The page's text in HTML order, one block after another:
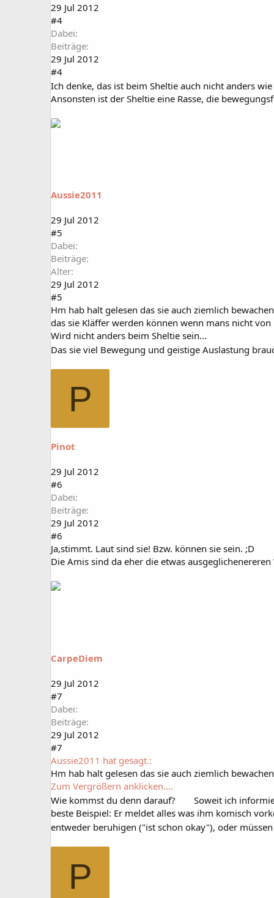
29 Jul 2012
#4
Dabei
Beiträge
29 Jul 2012
#4
Ich denke, das ist beim Sheltie auch nicht anders
Ansonsten ist der Sheltie eine Rasse, die
Aussie2011
29 Jul 2012
#5
Dabei
Beiträge
Alter
29 Jul 2012
#5
Hm hab halt gelesen das sie auch ziemlich
das sie Kläffer werden können wenn mans nicht
Wird nicht anders beim Sheltie sein...
Das sie viel Bewegung und geistige Auslastung
P
Pinot
29 Jul 2012
#6
Dabei
Beiträge
29 Jul 2012
#6
Ja,stimmt. Laut sind sie! Bzw. können sie sein. ;D
Die Amis sind da eher die etwas ausgeglichenereren
CarpeDiem
29 Jul 2012
#7
Dabei
Beiträge
29 Jul 2012
#7
Aussie2011 hat gesagt.:
Hm hab halt gelesen das sie auch ziemlich
Zum Vergrößern anklicken....
Wie kommst du denn darauf?
Soweit ich
beste Beispiel: Er meldet alles was ihm komisch
entweder beruhigen ("ist schon okay"), oder
P